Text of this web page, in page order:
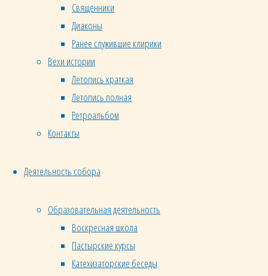
Священники
Диаконы
Ранее служившие клирики
Вехи истории
Летопись краткая
Летопись полная
Ретроальбом
Контакты
Деятельность собора
Образовательная деятельность
Воскресная школа
Пастырские курсы
Катехизаторские беседы
Оглашение
должны
проходить
один
из
родителей,
будущие
крестные
и дети
12 лет,
желающие
принять
Таинство